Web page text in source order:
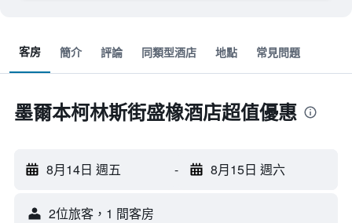
客房 簡介 評論 同類型酒店 地點 常見問題
墨爾本柯林斯街盛橡酒店超值優惠
8月14日 週五 - 8月15日 週六
2位旅客，1 間客房